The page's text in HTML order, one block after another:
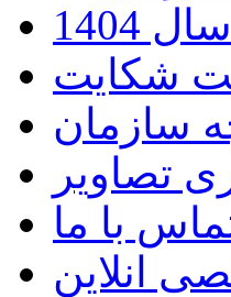
شکایت
سازمان
تصاویر
با ما
انلاین